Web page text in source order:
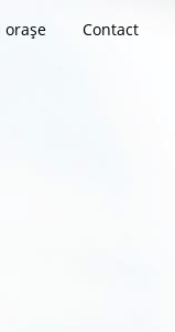
orașe Contact